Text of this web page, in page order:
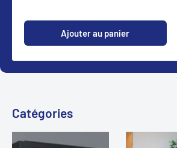
Ajouter au panier
Catégories